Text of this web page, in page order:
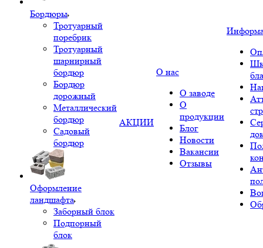
Бордюры
Тротуарный
поребрик
Тротуарный
шарнирный
бордюр
Бордюр
дорожный
Металлический
бордюр
Садовый
бордюр
Оформление
ландшафта
Заборный блок
Подпорный
блок
АКЦИИ
О нас
О заводе
О
продукции
Блог
Новости
Вакансии
Отзывы